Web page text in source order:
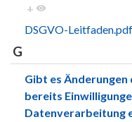
+
DSGVO-Leitfaden.pdf
G
Gibt es Änderungen
bereits
Datenverarbeitung